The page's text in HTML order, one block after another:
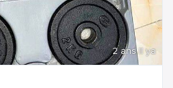
2 ans Il ya